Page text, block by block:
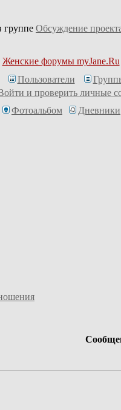
группе Обсуждение
Женские форумы myJane.Ru
Пользователи
и проверить личные
Фотоальбом
Дневники